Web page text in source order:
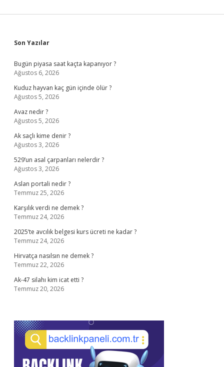
Sidebar
Son Yazılar
Bugün piyasa saat kaçta kapanıyor ?
Ağustos 6, 2026
Kuduz hayvan kaç gün içinde ölür ?
Ağustos 5, 2026
Avaz nedir ?
Ağustos 5, 2026
Ak saçlı kime denir ?
Ağustos 3, 2026
529’un asal çarpanları nelerdir ?
Ağustos 3, 2026
Aslan portali nedir ?
Temmuz 25, 2026
Karşılık verdi ne demek ?
Temmuz 24, 2026
2025’te avcılık belgesi kurs ücreti ne kadar ?
Temmuz 24, 2026
Hirvatça nasılsın ne demek ?
Temmuz 22, 2026
Ak-47 silahı kim icat etti ?
Temmuz 20, 2026